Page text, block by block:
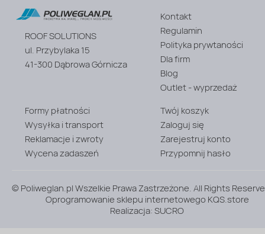
Rodzaj
:
Profile
poliwęglanu
ROOF SOLUTIONS
ul. Przybylaka 15
41-300 Dąbrowa Górnicza
Kontakt
Regulamin
Polityka prywtaności
Dla firm
Blog
Outlet - wyprzedaż
Formy płatności
Wysyłka i transport
Reklamacje i zwroty
Wycena zadaszeń
Twój koszyk
Zaloguj się
Zarejestruj konto
Przypomnij hasło
© Poliweglan.pl Wszelkie Prawa Zastrzeżone. All Rights
Oprogramowanie sklepu internetowego KQS.store
Realizacja:SUCRO